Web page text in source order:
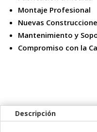
Montaje Profesional
Nuevas
Mantenimiento y
Compromiso con la
Descripción